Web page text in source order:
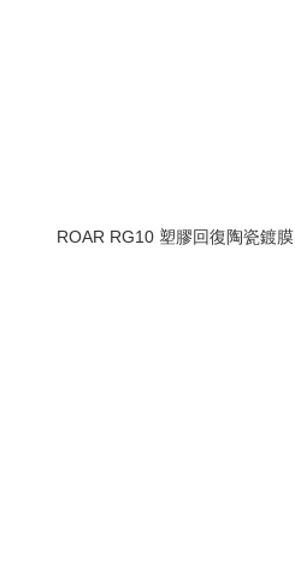
ROAR RG10 塑膠回復陶瓷鍍膜